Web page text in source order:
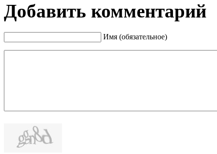
Добавить комментарий
Имя (обязательное)